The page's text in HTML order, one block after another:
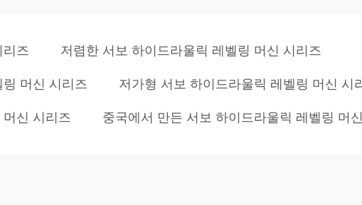
즈 저렴한 서보 하이드라울릭 레벨링 머신 시리즈
머신 시리즈 저가형 서보 하이드라울릭 레벨링 머신 시
신 시리즈 중국에서 만든 서보 하이드라울릭 레벨링 머